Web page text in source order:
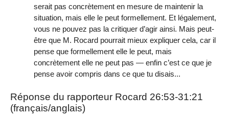
serait pas concrètement en mesure de maintenir la
situation, mais elle le peut formellement. Et légalement,
vous ne pouvez pas la critiquer d’agir ainsi. Mais peut-
être que M. Rocard pourrait mieux expliquer cela, car il
pense que formellement elle le peut, mais
concrètement elle ne peut pas — enfin c’est ce que je
pense avoir compris dans ce que tu disais...
Réponse du rapporteur Rocard 26:53-31:21
(français/anglais)